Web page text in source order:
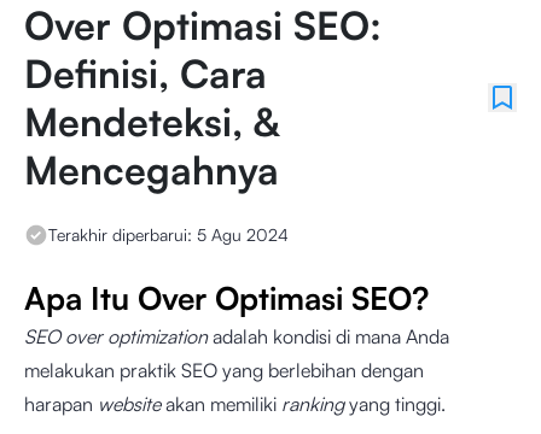
Over Optimasi SEO:
Definisi, Cara
Mendeteksi, &
Mencegahnya
Terakhir diperbarui: 5 Agu 2024
Apa Itu Over Optimasi SEO?
SEO over optimizationadalah kondisi di mana Anda
melakukan praktik SEO yang berlebihan dengan
harapan websiteakan memiliki rankingyang tinggi.